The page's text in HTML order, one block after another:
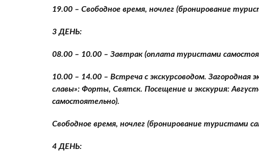
19.00 – Свободное время, ночлег (бронирование
3 ДЕНЬ:
08.00 – 10.00 – Завтрак (оплата туристами
10.00 – 14.00 – Встреча с экскурсоводом. Загородная
славы»: Форты, Святск. Посещение и экскурия:
самостоятельно).
Свободное время, ночлег (бронирование туристами
4 ДЕНЬ: